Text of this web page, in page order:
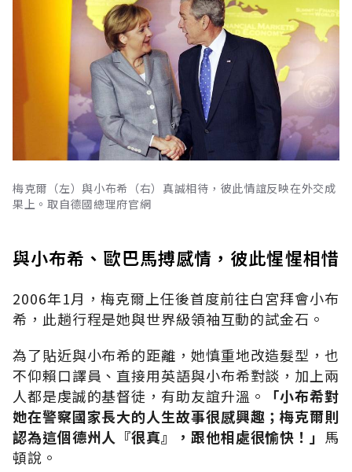
梅克爾（左）與小布希（右）真誠相待，彼此情誼反映在外交成
果上。取自德國總理府官網
與小布希、歐巴馬搏感情，彼此惺惺相惜
2006年1月，梅克爾上任後首度前往白宮拜會小布
希，此趟行程是她與世界級領袖互動的試金石。
為了貼近與小布希的距離，她慎重地改造髮型，也
不仰賴口譯員、直接用英語與小布希對談，加上兩
人都是虔誠的基督徒，有助友誼升溫。
「小布希對
她在警察國家長大的人生故事很感興趣；梅克爾則
認為這個德州人『很真』，跟他相處很愉快！」 馬
頓說。